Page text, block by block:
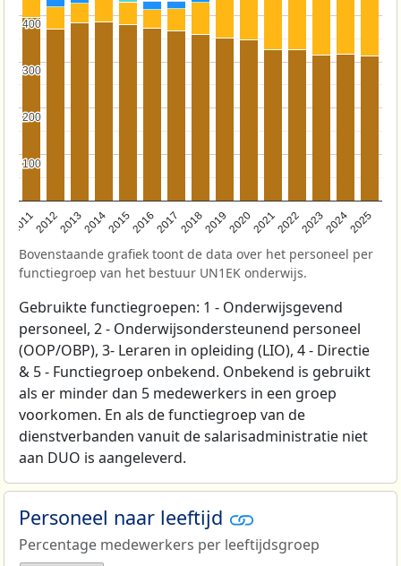
201120122013201420152016201720182019202020212022202320242025
100
100
200
200
300
300
400
400
Bovenstaande grafiek toont de data over het personeel per
functiegroep van het bestuur UN1EK onderwijs.
Gebruikte functiegroepen: 1 - Onderwijsgevend
personeel, 2 - Onderwijsondersteunend personeel
(OOP/OBP), 3- Leraren in opleiding (LIO), 4 - Directie
& 5 - Functiegroep onbekend. Onbekend is gebruikt
als er minder dan 5 medewerkers in een groep
voorkomen. En als de functiegroep van de
dienstverbanden vanuit de salarisadministratie niet
aan DUO is aangeleverd.
Personeel naar leeftijd
Percentage medewerkers per leeftijdsgroep